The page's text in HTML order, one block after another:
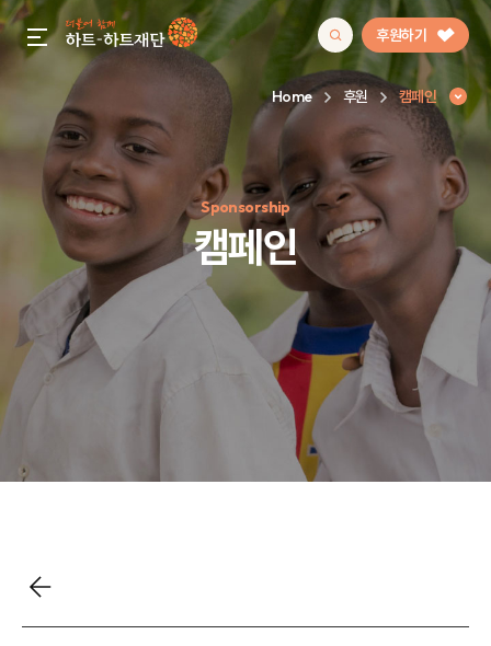
gnb menu open 후원하기
인기 키워드
#정기후원#하트플레이스#캠페인 #팬덤후원
Home 후원 캠페인
Sponsorship
캠페인